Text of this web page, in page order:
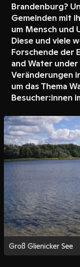
Brandenburg?
Gemeinden mit
um Mensch und
Diese und viele
Forschende der
and Water under
Veränderungen
um das Thema
Besucher:innen
Groß Glienicker See